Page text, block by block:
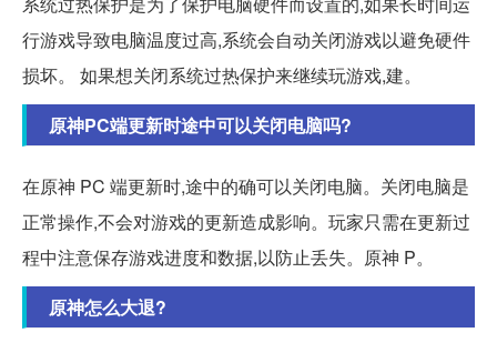
行游戏导致电脑温度过高,系统会自动关闭游戏以避免硬件
损坏。 如果想关闭系统过热保护来继续玩游戏,建。
原神PC端更新时途中可以关闭电脑吗?
在原神 PC 端更新时,途中的确可以关闭电脑。关闭电脑是
正常操作,不会对游戏的更新造成影响。玩家只需在更新过
程中注意保存游戏进度和数据,以防止丢失。原神 P。
原神怎么大退?